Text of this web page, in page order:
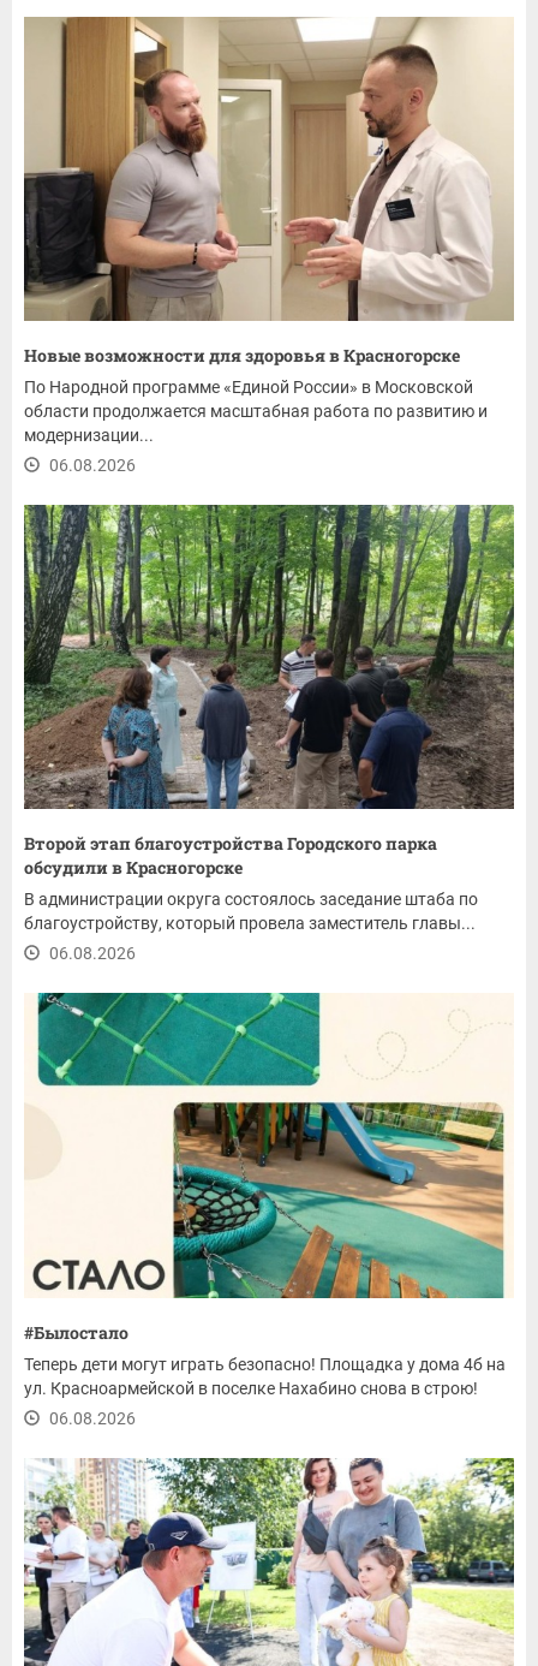
Новые возможности для здоровья в Красногорске
По Народной программе «Единой России» в Московской
области продолжается масштабная работа по развитию и
модернизации...
06.08.2026
Второй этап благоустройства Городского парка
обсудили в Красногорске
В администрации округа состоялось заседание штаба по
благоустройству, который провела заместитель главы...
06.08.2026
#Былостало
Теперь дети могут играть безопасно! Площадка у дома 4б на
ул. Красноармейской в поселке Нахабино снова в строю!
06.08.2026